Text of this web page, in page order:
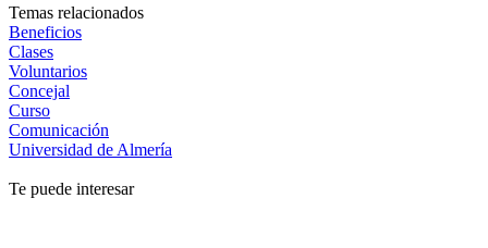
Temas relacionados
Beneficios
Clases
Voluntarios
Concejal
Curso
Comunicación
Universidad de Almería
Te puede interesar